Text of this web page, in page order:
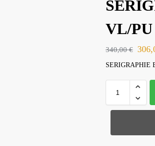
VL/
340,00€
SERIGRAPHIE